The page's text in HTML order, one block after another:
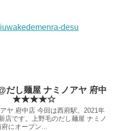
desu
だし麺屋 ナミノアヤ 府中
） ★★★★☆
ヤ 府中店 今回は西府駅。2021年
店です。上野毛のだし麺屋 ナミノ
にオープン...